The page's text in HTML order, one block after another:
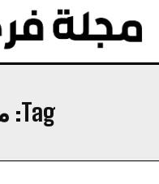
Tag: